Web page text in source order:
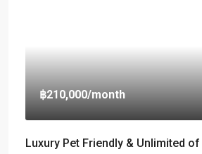
฿210,000/month
Luxury Pet Friendly & Unlimited